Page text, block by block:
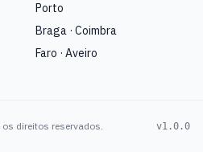
Porto
Braga · Coimbra
Faro · Aveiro
direitos reservados. v1.0.0